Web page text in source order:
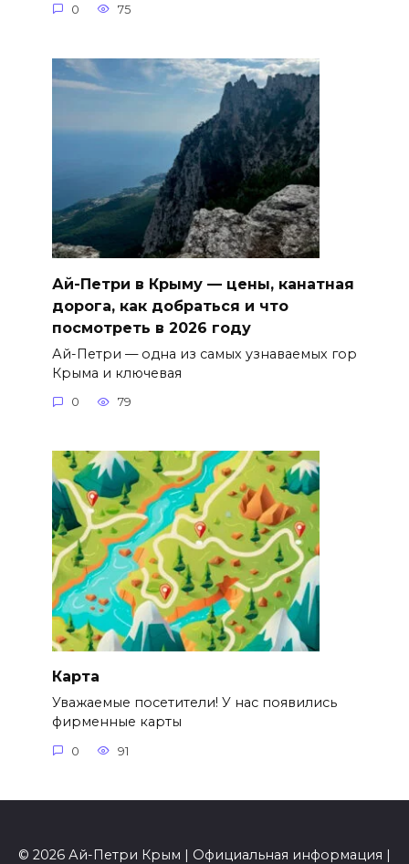
0 75
Ай-Петри в Крыму — цены, канатная
дорога, как добраться и что
посмотреть в 2026 году
Ай-Петри — одна из самых узнаваемых гор
Крыма и ключевая
0 79
Карта
Уважаемые посетители! У нас появились
фирменные карты
0 91
© 2026 Ай-Петри Крым | Официальная информация |